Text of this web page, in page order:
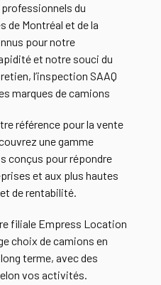
du
de Montréal et de la
pour notre
et notre souci du
l’inspection SAAQ
marques de camions
référence pour la vente
une gamme
conçus pour répondre
et aux plus hautes
de rentabilité.
filiale Empress Location
choix de camions en
terme, avec des
vos activités.